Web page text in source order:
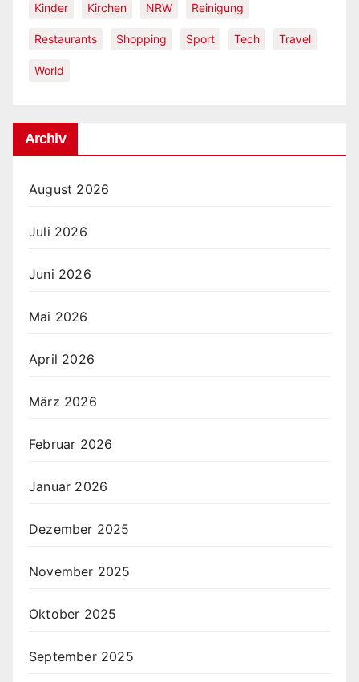
Kinder Kirchen NRW Reinigung
Restaurants Shopping Sport Tech Travel
World
Archiv
August 2026
Juli 2026
Juni 2026
Mai 2026
April 2026
März 2026
Februar 2026
Januar 2026
Dezember 2025
November 2025
Oktober 2025
September 2025